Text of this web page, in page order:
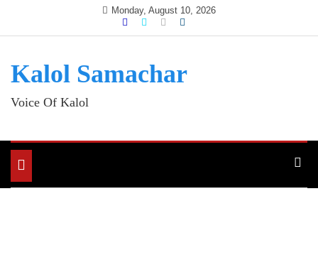
Monday, August 10, 2026
Kalol Samachar
Voice Of Kalol
Toggle
navigation